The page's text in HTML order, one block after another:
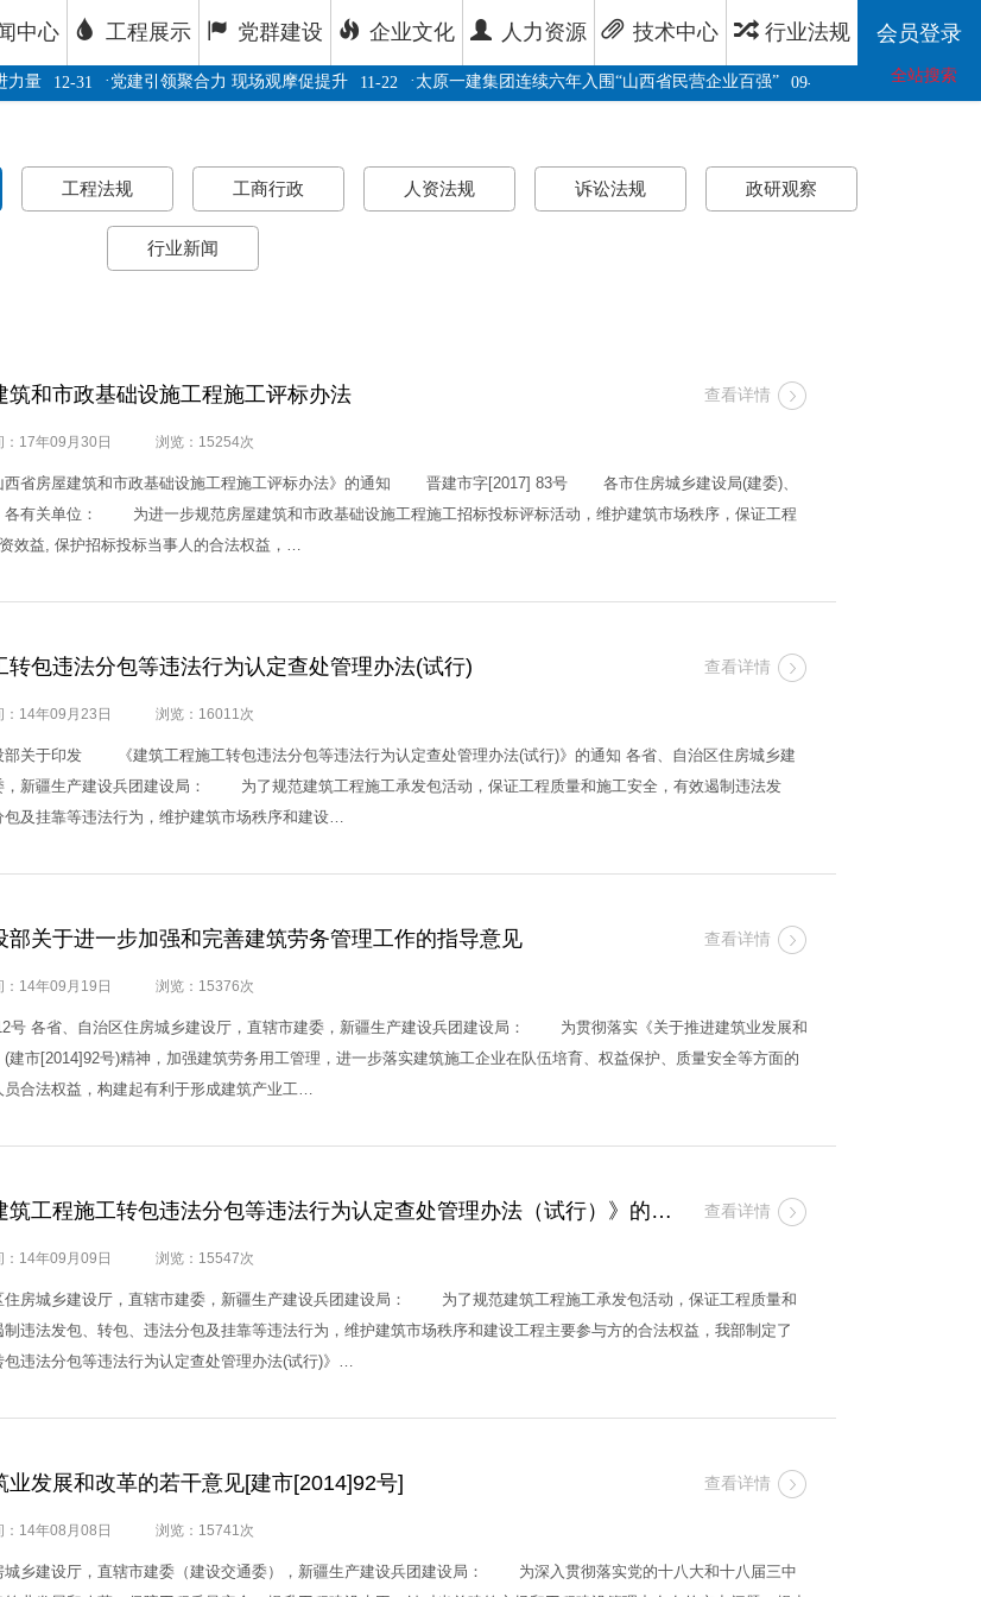
会员登录
中心 工程展示 党群建设 企业文化 人力资源 技术中心 行业法规
12-31
量 11-22
党建引领聚合力 现场观摩促提升 09-25
太原一建集团连续六年入围“山西省民营企业百强” 铭记抗战历史、感
全站搜索
工程法规 工商行政 人资法规 诉讼法规 政研观察
行业新闻
筑和市政基础设施工程施工评标办法
：17年09月30日 浏览：15254次
省房屋建筑和市政基础设施工程施工评标办法》的通知 晋建市字[2017] 83号 各市住房城乡建设局(建委)、
各有关单位： 为进一步规范房屋建筑和市政基础设施工程施工招标投标评标活动，维护建筑市场秩序，保证工程
效益, 保护招标投标当事人的合法权益，…
查看详情
转包违法分包等违法行为认定查处管理办法(试行)
：14年09月23日 浏览：16011次
于印发 《建筑工程施工转包违法分包等违法行为认定查处管理办法(试行)》的通知 各省、自治区住房城乡建
，新疆生产建设兵团建设局： 为了规范建筑工程施工承发包活动，保证工程质量和施工安全，有效遏制违法发
包及挂靠等违法行为，维护建筑市场秩序和建设…
查看详情
部关于进一步加强和完善建筑劳务管理工作的指导意见
：14年09月19日 浏览：15376次
各省、自治区住房城乡建设厅，直辖市建委，新疆生产建设兵团建设局： 为贯彻落实《关于推进建筑业发展和
建市[2014]92号)精神，加强建筑劳务用工管理，进一步落实建筑施工企业在队伍培育、权益保护、质量安全等方面的
员合法权益，构建起有利于形成建筑产业工…
查看详情
关于印发《建筑工程施工转包违法分包等违法行为认定查处管理办法（试行）》的通知
：14年09月09日 浏览：15547次
城乡建设厅，直辖市建委，新疆生产建设兵团建设局： 为了规范建筑工程施工承发包活动，保证工程质量和
违法发包、转包、违法分包及挂靠等违法行为，维护建筑市场秩序和建设工程主要参与方的合法权益，我部制定了
包违法分包等违法行为认定查处管理办法(试行)》…
查看详情
业发展和改革的若干意见[建市[2014]92号]
：14年08月08日 浏览：15741次
城乡建设厅，直辖市建委（建设交通委），新疆生产建设兵团建设局： 为深入贯彻落实党的十八大和十八届三中
查看详情